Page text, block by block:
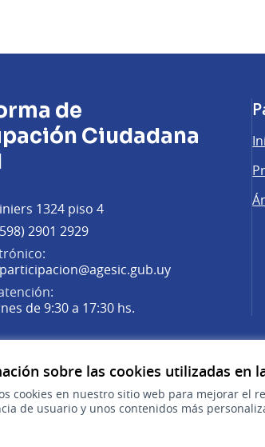
sobre las cookies utilizadas en
cookies en nuestro sitio web para mejorar el
de usuario y unos contenidos más
de
Ciudadana
1324 piso 4
2901 2929
(Abrir en una
de 9:30 a 17:30 hs.
externo)